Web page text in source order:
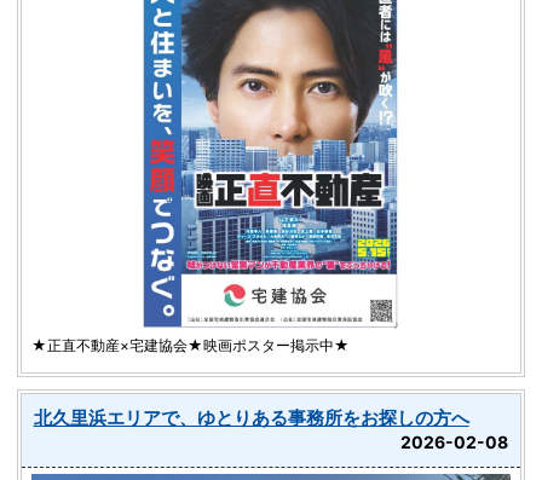
★正直不動産×宅建協会★映画ポスター掲示中★
北久里浜エリアで、ゆとりある事務所をお探しの方へ
2026-02-08